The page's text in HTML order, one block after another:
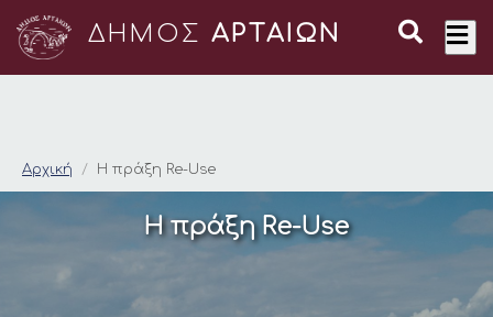
ΔΗΜΟΣ ΑΡΤΑΙΩΝ
Η πράξη Re-Use
Αρχική Η πράξη Re-Use
Η πράξη Re-Use